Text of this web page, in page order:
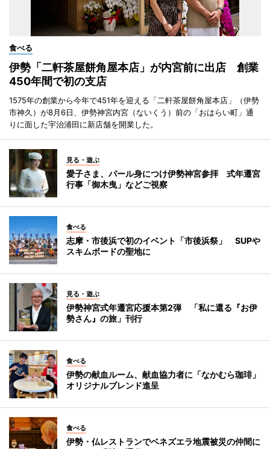
食べる
伊勢「二軒茶屋餅角屋本店」が内宮前に出店 創業
450年間で初の支店
1575年の創業から今年で451年を迎える「二軒茶屋餅角屋本店」（伊勢
市神久）が8月6日、伊勢神宮内宮（ないくう）前の「おはらい町」通
りに面した宇治浦田に新店舗を開業した。
見る・遊ぶ
愛子さま、パール身につけ伊勢神宮参拝 式年遷宮
行事「御木曳」などご視察
食べる
志摩・市後浜で初のイベント「市後浜祭」 SUPや
スキムボードの聖地に
見る・遊ぶ
伊勢神宮式年遷宮応援本第2弾 「私に還る『お伊
勢さん』の旅」刊行
食べる
伊勢の献血ルーム、献血協力者に「なかむら珈琲」
オリジナルブレンド進呈
食べる
伊勢・仏レストランでベネズエラ地震被災の仲間に